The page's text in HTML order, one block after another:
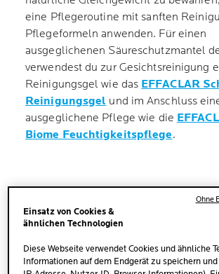
eine Pflegeroutine mit sanften
Pflegeformeln anwenden. Für einen
ausgeglichenen Säureschutzmantel
verwendest du zur Gesichtsreinigung
Reinigungsgel wie das EFFACLAR
Reinigungsgel und im Anschluss
ausgeglichene Pflege wie die
Biome Feuchtigkeitspflege.
WAS IST DER PH-
Einsatz von Cookies &
ähnlichen Technologien
Diese Webseite verwendet Cookies und ähnliche
Informationen auf dem Endgerät zu speichern
Ohne